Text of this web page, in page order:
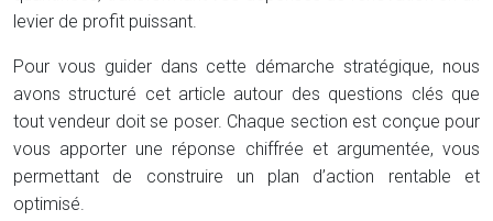
levier de profit puissant.
Pour vous guider dans cette démarche stratégique, nous
avons structuré cet article autour des questions clés que
tout vendeur doit se poser. Chaque section est conçue pour
vous apporter une réponse chiffrée et argumentée, vous
permettant de construire un plan d’action rentable et
optimisé.